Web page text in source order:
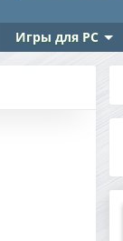
Игры для PC